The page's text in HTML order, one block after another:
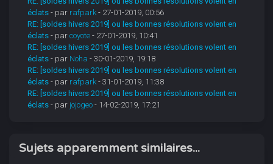
éclats - par rafpark - 27-01-2019, 00:56
RE: [soldes hivers 2019] ou les bonnes résolutions volent en
éclats - parcoyote - 27-01-2019, 10:41
RE: [soldes hivers 2019] ou les bonnes résolutions volent en
éclats - par Noha - 30-01-2019, 19:18
RE: [soldes hivers 2019] ou les bonnes résolutions volent en
éclats - par rafpark - 31-01-2019, 11:38
RE: [soldes hivers 2019] ou les bonnes résolutions volent en
éclats - par jojogeo - 14-02-2019, 17:21
Sujets apparemment similaires...